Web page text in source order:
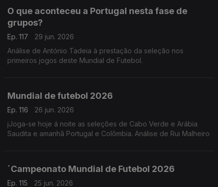
O que aconteceu a Portugal nesta fase de
grupos?
Ep. 117
29 jun. 2026
Análise de António Tadeia à prestação da seleção nos
primeiros jogos deste Mundial de Futebol.
Mundial de futebol 2026
Ep. 116
26 jun. 2026
jJoga-se hoje á noite as seleções de Cabo Verde e Arábia
Saudita e amanhã Portugal e Colômbia. Análise de Rui Malheiro
´Campeonato Mundial de Futebol 2026
Ep. 115
25 jun. 2026